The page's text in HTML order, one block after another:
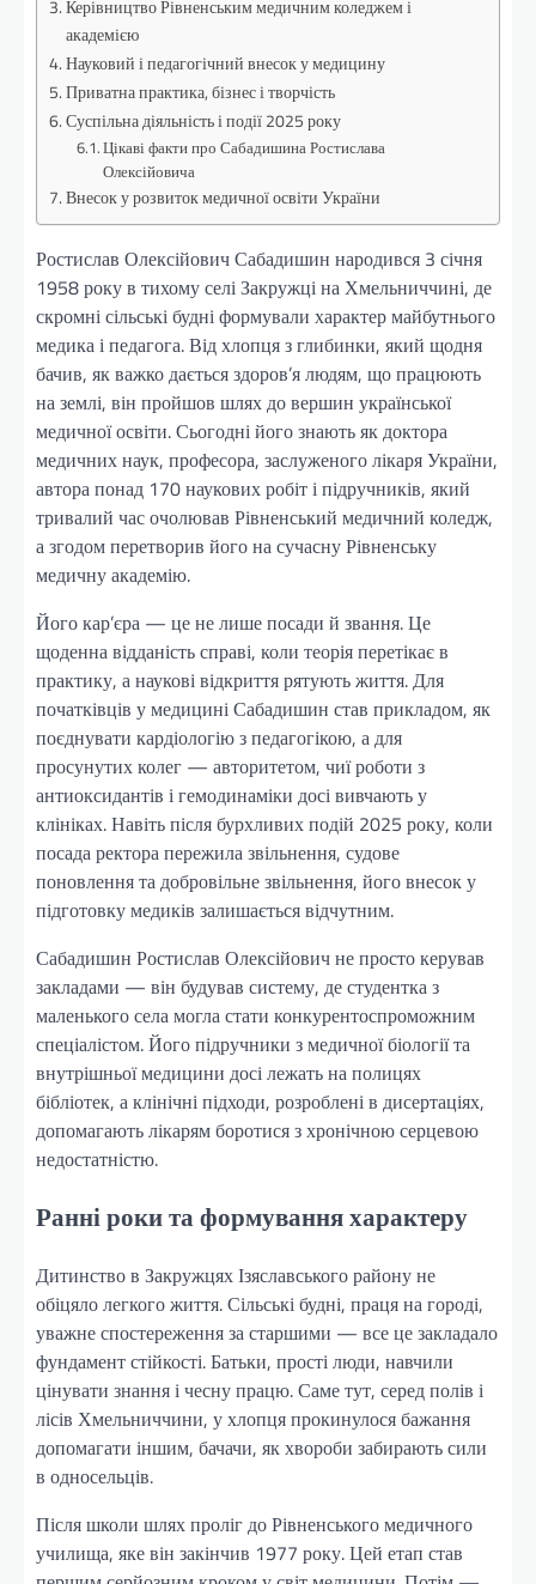
Керівництво Рівненським медичним коледжем і
академією
Науковий і педагогічний внесок у медицину
Приватна практика, бізнес і творчість
Суспільна діяльність і події 2025 року
Цікаві факти про Сабадишина Ростислава
Олексійовича
Внесок у розвиток медичної освіти України
Ростислав Олексійович Сабадишин народився 3 січня
1958 року в тихому селі Закружці на Хмельниччині, де
скромні сільські будні формували характер майбутнього
медика і педагога. Від хлопця з глибинки, який щодня
бачив, як важко дається здоров’я людям, що працюють
на землі, він пройшов шлях до вершин української
медичної освіти. Сьогодні його знають як доктора
медичних наук, професора, заслуженого лікаря України,
автора понад 170 наукових робіт і підручників, який
тривалий час очолював Рівненський медичний коледж,
а згодом перетворив його на сучасну Рівненську
медичну академію.
Його кар’єра — це не лише посади й звання. Це
щоденна відданість справі, коли теорія перетікає в
практику, а наукові відкриття рятують життя. Для
початківців у медицині Сабадишин став прикладом, як
поєднувати кардіологію з педагогікою, а для
просунутих колег — авторитетом, чиї роботи з
антиоксидантів і гемодинаміки досі вивчають у
клініках. Навіть після бурхливих подій 2025 року, коли
посада ректора пережила звільнення, судове
поновлення та добровільне звільнення, його внесок у
підготовку медиків залишається відчутним.
Сабадишин Ростислав Олексійович не просто керував
закладами — він будував систему, де студентка з
маленького села могла стати конкурентоспроможним
спеціалістом. Його підручники з медичної біології та
внутрішньої медицини досі лежать на полицях
бібліотек, а клінічні підходи, розроблені в дисертаціях,
допомагають лікарям боротися з хронічною серцевою
недостатністю.
Ранні роки та формування характеру
Дитинство в Закружцях Ізяславського району не
обіцяло легкого життя. Сільські будні, праця на городі,
уважне спостереження за старшими — все це закладало
фундамент стійкості. Батьки, прості люди, навчили
цінувати знання і чесну працю. Саме тут, серед полів і
лісів Хмельниччини, у хлопця прокинулося бажання
допомагати іншим, бачачи, як хвороби забирають сили
в односельців.
Після школи шлях проліг до Рівненського медичного
училища, яке він закінчив 1977 року. Цей етап став